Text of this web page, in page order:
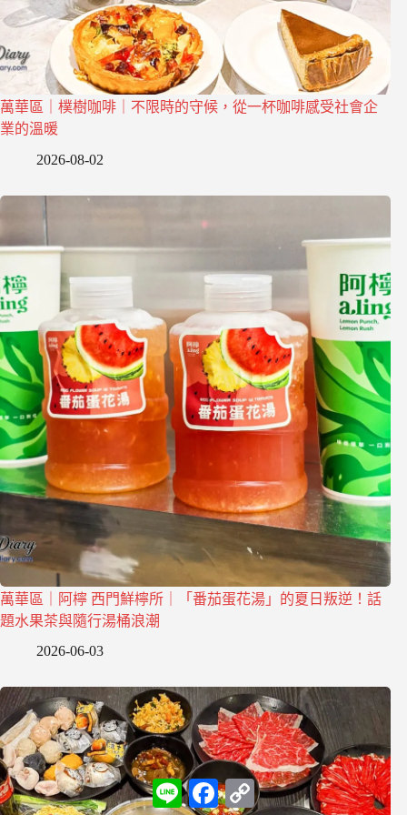
萬華區｜樸樹咖啡｜不限時的守候，從一杯咖啡感受社會企
業的溫暖
2026-08-02
萬華區｜阿檸 西門鮮檸所｜「番茄蛋花湯」的夏日叛逆！話
題水果茶與隨行湯桶浪潮
2026-06-03
L
i
F
a
C
o